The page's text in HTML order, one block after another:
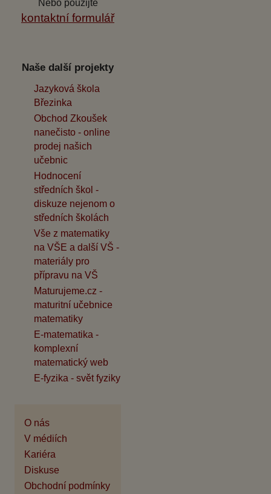
Nebo použijte
kontaktní formulář
Naše další projekty
Jazyková škola
Březinka
Obchod Zkoušek
nanečisto - online
prodej našich
učebnic
Hodnocení
středních škol -
diskuze nejenom o
středních školách
Vše z matematiky
na VŠE a další VŠ -
materiály pro
přípravu na VŠ
Maturujeme.cz -
maturitní učebnice
matematiky
E-matematika -
komplexní
matematický web
E-fyzika - svět fyziky
O nás
V médiích
Kariéra
Diskuse
Obchodní podmínky